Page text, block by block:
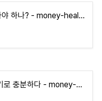
당뇨인은 얼마나 자야 하나? - money-health
식후 혈당 관리 걷기로 충분하다 - money-health